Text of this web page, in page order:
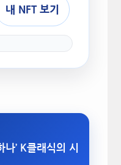
내 NFT 보기
나’ K클래식의 시